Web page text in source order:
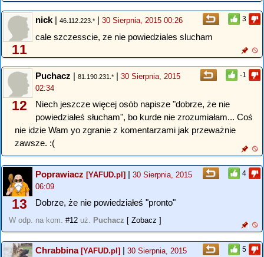
3
11
nick | 46.112.223.* | 30 Sierpnia, 2015 00:26
cale szczesscie, ze nie powiedziales slucham
-1
12
Puchacz | 81.190.231.* | 30 Sierpnia, 2015
02:34
Niech jeszcze więcej osób napisze "dobrze, że nie
powiedziałeś słucham", bo kurde nie zrozumiałam... Coś
nie idzie Wam yo zgranie z komentarzami jak przeważnie
zawsze. :(
4
13
Poprawiacz [YAFUD.pl] | 30 Sierpnia, 2015
06:09
Dobrze, że nie powiedziałeś "pronto"
W odp. na kom. #12 uż. Puchacz [ Zobacz ]
5
Chrabbina[YAFUD.pl] | 30 Sierpnia, 2015